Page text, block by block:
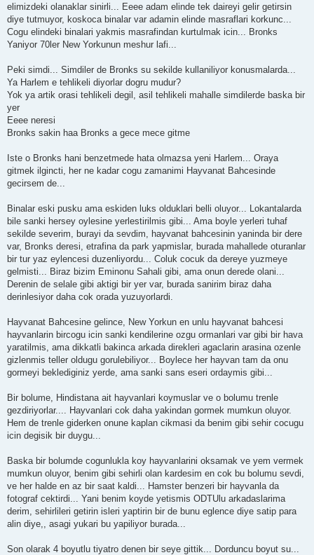
elimizdeki olanaklar sinirli... Eeee adam elinde tek daireyi gelir getirsin
diye tutmuyor, koskoca binalar var adamin elinde masraflari korkunc...
Cogu elindeki binalari yakmis masrafindan kurtulmak icin... Bronks
Yaniyor 70ler New Yorkunun meshur lafi...
Peki simdi... Simdiler de Bronks su sekilde kullaniliyor konusmalarda...
Ya Harlem e tehlikeli diyorlar dogru mudur?
Yok ya artik orasi tehlikeli degil, asil tehlikeli mahalle simdilerde baska bir
yer
Eeee neresi
Bronks sakin haa Bronks a gece mece gitme
Iste o Bronks hani benzetmede hata olmazsa yeni Harlem... Oraya
gitmek ilgincti, her ne kadar cogu zamanimi Hayvanat Bahcesinde
gecirsem de...
Binalar eski pusku ama eskiden luks olduklari belli oluyor... Lokantalarda
bile sanki hersey oylesine yerlestirilmis gibi... Ama boyle yerleri tuhaf
sekilde severim, burayi da sevdim, hayvanat bahcesinin yaninda bir dere
var, Bronks deresi, etrafina da park yapmislar, burada mahallede oturanlar
bir tur yaz eylencesi duzenliyordu... Coluk cocuk da dereye yuzmeye
gelmisti... Biraz bizim Eminonu Sahali gibi, ama onun derede olani...
Derenin de selale gibi aktigi bir yer var, burada sanirim biraz daha
derinlesiyor daha cok orada yuzuyorlardi.
Hayvanat Bahcesine gelince, New Yorkun en unlu hayvanat bahcesi
hayvanlarin bircogu icin sanki kendilerine ozgu ormanlari var gibi bir hava
yaratilmis, ama dikkatli bakinca arkada direkleri agaclarin arasina ozenle
gizlenmis teller oldugu gorulebiliyor... Boylece her hayvan tam da onu
gormeyi beklediginiz yerde, ama sanki sans eseri ordaymis gibi...
Bir bolume, Hindistana ait hayvanlari koymuslar ve o bolumu trenle
gezdiriyorlar.... Hayvanlari cok daha yakindan gormek mumkun oluyor.
Hem de trenle giderken onune kaplan cikmasi da benim gibi sehir cocugu
icin degisik bir duygu...
Baska bir bolumde cogunlukla koy hayvanlarini oksamak ve yem vermek
mumkun oluyor, benim gibi sehirli olan kardesim en cok bu bolumu sevdi,
ve her halde en az bir saat kaldi... Hamster benzeri bir hayvanla da
fotograf cektirdi... Yani benim koyde yetismis ODTUlu arkadaslarima
derim, sehirlileri getirin isleri yaptirin bir de bunu eglence diye satip para
alin diye,, asagi yukari bu yapiliyor burada...
Son olarak 4 boyutlu tiyatro denen bir seye gittik... Dorduncu boyut su...